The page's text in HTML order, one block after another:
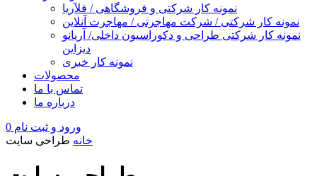
نمونه کار شرکتی و فروشگاهی / فلآریا
نمونه کار شرکتی / شرکت مهاجرتی / مهاجرت آنلاین
نمونه کار شرکتی طراحی و دکوراسیون داخلی/ آریانو
دیزاین
نمونه کار خبری
محصولات
تماس با ما
درباره ما
0 ورود و ثبت نام
خانه طراحی سایت